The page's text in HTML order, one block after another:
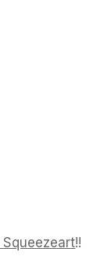
Squeezeart!!